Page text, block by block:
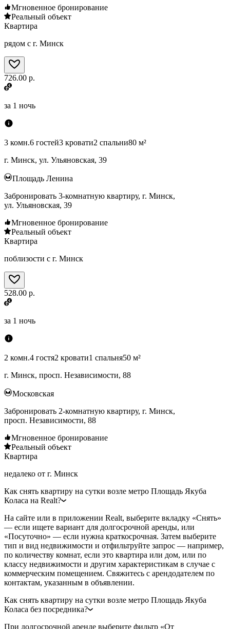
Мгновенное бронирование
Реальный объект
Квартира
рядом с г. Минск
726.00 р.
за 1 ночь
3 комн.6 гостей3 кровати2 спальни80 м²
г. Минск, ул. Ульяновская, 39
Площадь Ленина
Забронировать 3-комнатную квартиру, г. Минск,
ул. Ульяновская, 39
Мгновенное бронирование
Реальный объект
Квартира
поблизости с г. Минск
528.00 р.
за 1 ночь
2 комн.4 гостя2 кровати1 спальня50 м²
г. Минск, просп. Независимости, 88
Московская
Забронировать 2-комнатную квартиру, г. Минск,
просп. Независимости, 88
Мгновенное бронирование
Реальный объект
Квартира
недалеко от г. Минск
Как снять квартиру на сутки возле метро Площадь Якуба
Коласа на Realt?
На сайте или в приложении Realt, выберите вкладку «Снять»
— если ищете вариант для долгосрочной аренды, или
«Посуточно» — если нужна краткосрочная. Затем выберите
тип и вид недвижимости и отфильтруйте запрос — например,
по количеству комнат, если это квартира или дом, или по
классу недвижимости и другим характеристикам в случае с
коммерческим помещением. Свяжитесь с арендодателем по
контактам, указанным в объявлении.
Как снять квартиру на сутки возле метро Площадь Якуба
Коласа без посредника?
При долгосрочной аренде выберите фильтр «От